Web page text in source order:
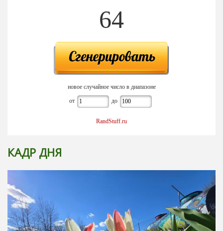
64
новое случайное число в диапазоне
от до
RandStuff.ru
КАДР ДНЯ